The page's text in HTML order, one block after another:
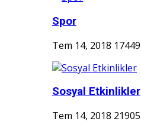
Spor
Tem 14, 2018 17449
Sosyal Etkinlikler
Tem 14, 2018 21905